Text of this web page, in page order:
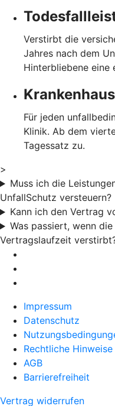
Verstirbt die
Jahres nach dem
Hinterbliebene eine
Für jeden
Klinik. Ab dem
Tagessatz zu.
>
Muss ich die
UnfallSchutz versteuern?
Kann ich den Vertrag
Was passiert, wenn
Vertragslaufzeit
Impressum
Datenschutz
Rechtliche Hinweise
AGB
Barrierefreiheit
Vertrag widerrufen